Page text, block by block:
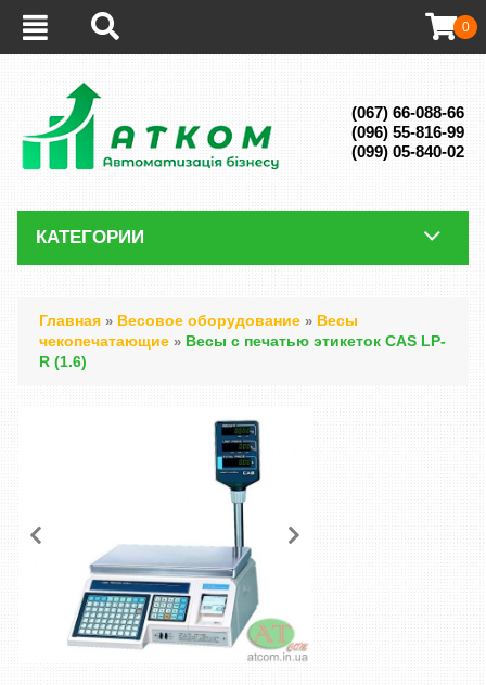
(067) 66-088-66
(096) 55-816-99
(099) 05-840-02
0
КАТЕГОРИИ
Главная » Весовое оборудование » Весы
чекопечатающие » Весы с печатью этикеток CAS LP-
R (1.6)